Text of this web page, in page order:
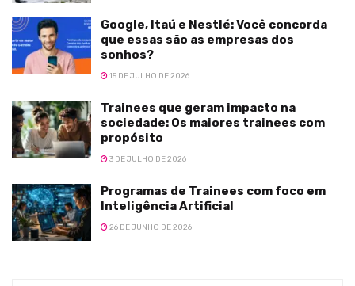
Google, Itaú e Nestlé: Você concorda
que essas são as empresas dos
sonhos?
15 DE JULHO DE 2026
Trainees que geram impacto na
sociedade: Os maiores trainees com
propósito
3 DE JULHO DE 2026
Programas de Trainees com foco em
Inteligência Artificial
26 DE JUNHO DE 2026